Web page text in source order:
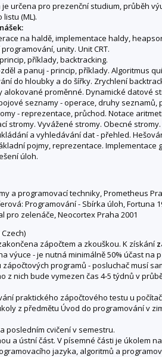
je určena pro prezenční studium, průběh
(ML).
na haldě, implementace haldy,
unity. Unit CRT.
příklady, backtracking.
a panuj - princip, příklady. Algoritmus
do hloubky a do šířky. Zrychlení
alokované proměnné. Dynamické datové
seznamy - operace, druhy seznamů,
- reprezentace, průchod. Notace
stromy. Vyvážené stromy. Obecné stromy.
a vyhledávání dat - přehled.
pojmy, reprezentace. Implementace
úloh.
a programovací techniky, Prometheus
Programování - Sbírka úloh, Fortuna
pro zelenáče, Neocortex Praha 2001
zápočtem a zkouškou. K získání
výuce - je nutná minimálně 50% účast na
zápočtových programů - posluchač musí
z nich bude vymezen čas 4-5 týdnů v
praktického zápočtového testu u
z předmětu Úvod do programování v
posledním cvičení v semestru.
a ústní část. V písemné části je úkolem
jazyka, algoritmů a